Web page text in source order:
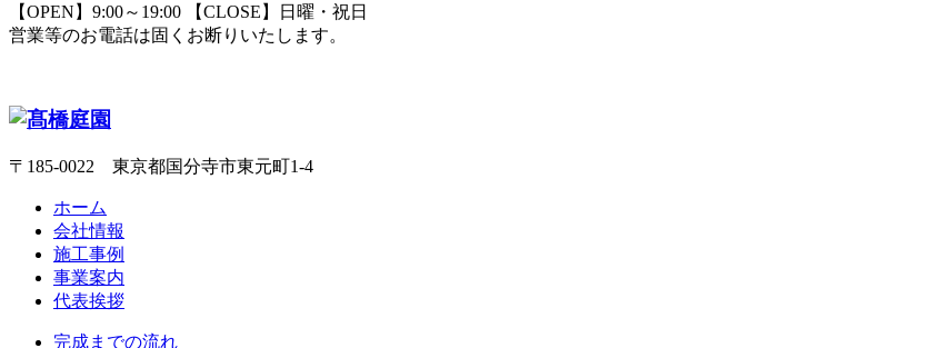
【OPEN】9:00～19:00 【CLOSE】日曜・祝日
営業等のお電話は固くお断りいたします。
〒185-0022 東京都国分寺市東元町1-4
ホーム
会社情報
施工事例
事業案内
代表挨拶
完成までの流れ